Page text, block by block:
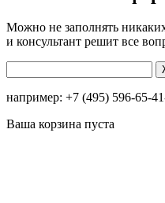
Можно не заполнять
и консультант решит все
например: +7 (495) 596-65-
Ваша корзина пуста